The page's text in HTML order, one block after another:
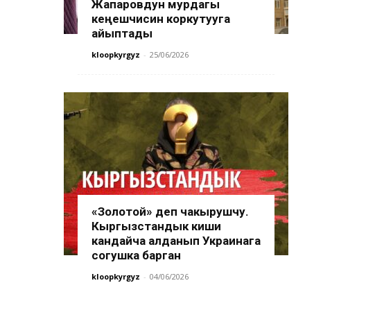
Жапаровдун мурдагы
кеңешчисин коркутууга
айыптады
kloopkyrgyz - 25/06/2026
«Золотой» деп чакырушчу.
Кыргызстандык киши
кандайча алданып Украинага
согушка барган
kloopkyrgyz - 04/06/2026